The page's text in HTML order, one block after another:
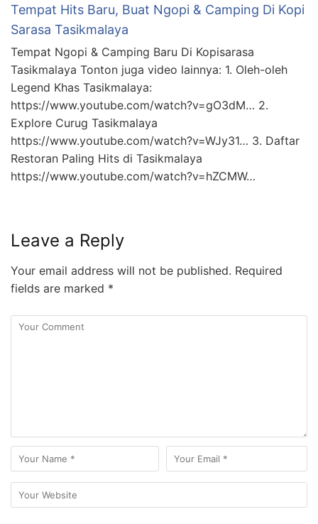
Tempat Hits Baru, Buat Ngopi & Camping Di Kopi
Sarasa Tasikmalaya
Tempat Ngopi & Camping Baru Di Kopisarasa
Tasikmalaya Tonton juga video lainnya: 1. Oleh-oleh
Legend Khas Tasikmalaya:
https://www.youtube.com/watch?v=gO3dM… 2.
Explore Curug Tasikmalaya
https://www.youtube.com/watch?v=WJy31… 3. Daftar
Restoran Paling Hits di Tasikmalaya
https://www.youtube.com/watch?v=hZCMW…
Leave a Reply
Your email address will not be published. Required
fields are marked *